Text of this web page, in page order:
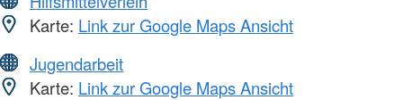
Karte: Link zur Google Maps Ansicht
Jugendarbeit
Karte: Link zur Google Maps Ansicht